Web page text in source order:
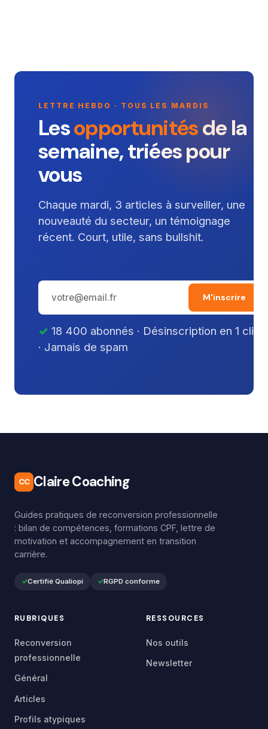
LETTRE HEBDO · TOUS LES MARDIS
Lesopportunitésde la
semaine, triées pour
vous
Chaque mardi, 3 articles à surveiller, une
nouveauté du secteur, un témoignage
récent. Court, utile, sans bullshit.
M'inscrire
18 400 abonnés · Désinscription en 1 clic
· Jamais de spam
CC Claire Coaching
Guides pratiques de reconversion professionnelle
: bilan de compétences, formations CPF, lettre de
motivation et accompagnement en transition
carrière.
Certifié Qualiopi RGPD conforme
RUBRIQUES
Reconversion
professionnelle
Général
Articles
Profils atypiques
RESSOURCES
Nos outils
Newsletter